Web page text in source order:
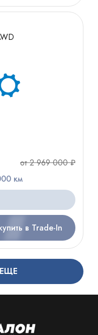
от 2 969 000 ₽
км
в Trade-In